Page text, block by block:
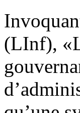
(LInf),